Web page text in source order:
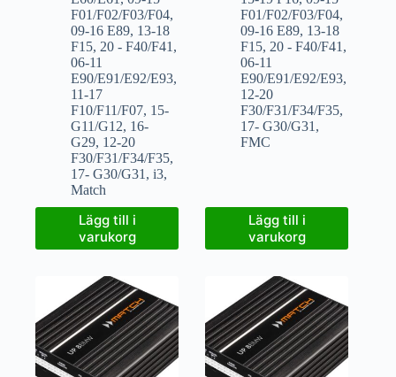
F01/F02/F03/F04,
09-16 E89, 13-18
F15, 20 - F40/F41 ,
06-11
E90/E91/E92/E93,
11-17
F10/F11/F07, 15-
G11/G12, 16-
G29, 12-20
F30/F31/F34/F35,
17- G30/G31 , i3,
Match
Lägg till i
varukorg
F01/F02/F03/F04,
09-16 E89, 13-18
F15, 20 - F40/F41 ,
06-11
E90/E91/E92/E93,
12-20
F30/F31/F34/F35,
17- G30/G31 ,
FMC
Lägg till i
varukorg